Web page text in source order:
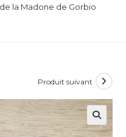
la Madone de Gorbio
Produit suivant